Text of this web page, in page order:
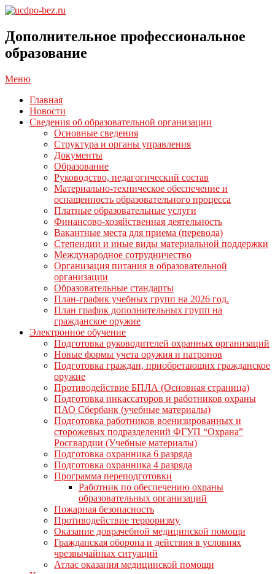
Перейти
содержимому
bez.ru
Дополнительное профессиональное
образование
Главное
меню
Меню
Главная
Новости
Сведения об образовательной организации
Основные сведения
Структура и органы управления
Документы
Образование
Руководство, педагогический состав
Материально-техническое обеспечение и
оснащенность образовательного процесса
Платные образовательные услуги
Финансово-хозяйственная деятельность
Вакантные места для приема (перевода)
Степендии и иные виды материальной поддержки
Международное сотрудничество
Организация питания в образовательной
организации
Образовательные стандарты
План-график учебных групп на 2026 год.
План график дополнительных групп на
гражданское оружие
Электронное обучение
Подготовка руководителей охранных организаций
Новые формы учета оружия и патронов
Подготовка граждан, приобретающих гражданское
оружие
Противодействие БПЛА (Основная страница)
Подготовка инкассаторов и работников охраны
ПАО Сбербанк (учебные материалы)
Подготовка работников военизированных и
сторожевых подразделений ФГУП “Охрана”
Росгвардии (Учебные материалы)
Подготовка охранника 6 разряда
Подготовка охранника 4 разряда
Программа переподготовки
Работник по обеспечению охраны
образовательных организаций
Пожарная безопасность
Противодействие терроризму
Оказание доврачебной медицинской помощи
Гражданская оборона и действия в условиях
чрезвычайных ситуаций
Атлас оказания медицинской помощи